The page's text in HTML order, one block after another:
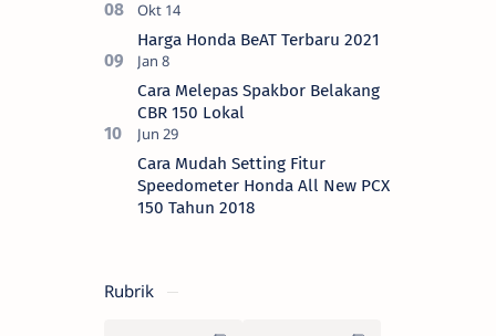
Harga Honda BeAT Terbaru 2021
Cara Melepas Spakbor Belakang
CBR 150 Lokal
Cara Mudah Setting Fitur
Speedometer Honda All New PCX
150 Tahun 2018
Rubrik